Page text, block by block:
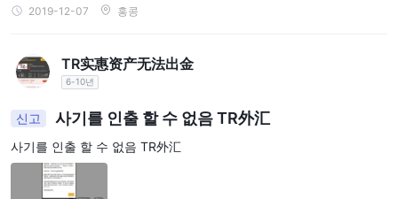
2019-12-07 홍콩
TR实惠资产无法出金
6-10년
신고 사기를 인출 할 수 없음 TR外汇
사기를 인출 할 수 없음 TR外汇